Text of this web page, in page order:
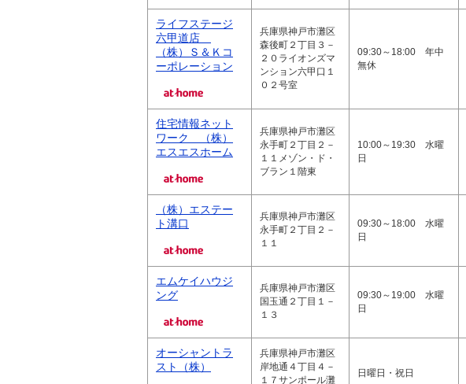
ライフステージ
六甲道店
（株）Ｓ＆Ｋコ
ーポレーション
兵庫県神戸市灘区
森後町２丁目３－
２０ライオンズマ
ンション六甲口１
０２号室
09:30～18:00 年中
無休
住宅情報ネット
ワーク （株）
エスエスホーム
兵庫県神戸市灘区
永手町２丁目２－
１１メゾン・ド・
ブラン１階東
10:00～19:30 水曜
日
（株）エステー
ト溝口
兵庫県神戸市灘区
永手町２丁目２－
１１
09:30～18:00 水曜
日
エムケイハウジ
ング
兵庫県神戸市灘区
国玉通２丁目１－
１３
09:30～19:00 水曜
日
オーシャントラ
スト（株）
兵庫県神戸市灘区
岸地通４丁目４－
１７サンポール灘
日曜日・祝日